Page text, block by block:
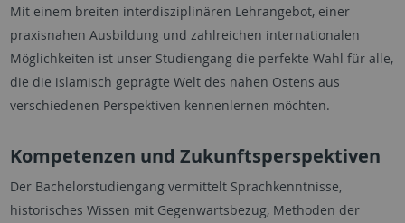
Mit einem breiten interdisziplinären Lehrangebot, einer
praxisnahen Ausbildung und zahlreichen internationalen
Möglichkeiten ist unser Studiengang die perfekte Wahl für alle,
die die islamisch geprägte Welt des nahen Ostens aus
verschiedenen Perspektiven kennenlernen möchten.
Kompetenzen und Zukunftsperspektiven
Der Bachelorstudiengang vermittelt Sprachkenntnisse,
historisches Wissen mit Gegenwartsbezug, Methoden der